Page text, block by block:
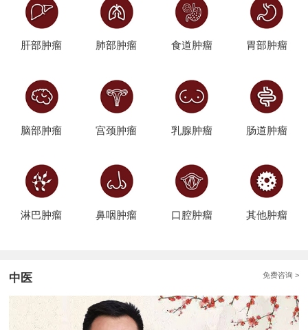
肝部肿瘤 肺部肿瘤 食道肿瘤 胃部肿瘤
脑部肿瘤 宫颈肿瘤 乳腺肿瘤 肠道肿瘤
淋巴肿瘤 鼻咽肿瘤 口腔肿瘤 其他肿瘤
中医 免费咨询 >